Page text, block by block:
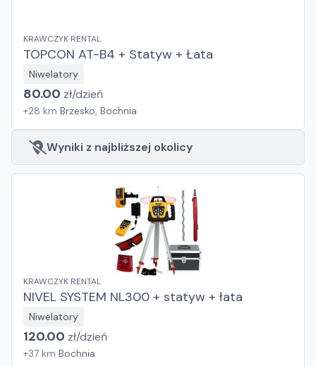
KRAWCZYK RENTAL
TOPCON AT-B4 + Statyw + Łata
Niwelatory
80.00 zł/dzień
+28 km Brzesko, Bochnia
Wyniki z najbliższej okolicy
KRAWCZYK RENTAL
NIVEL SYSTEM NL300 + statyw + łata
Niwelatory
120.00 zł/dzień
+37 km Bochnia